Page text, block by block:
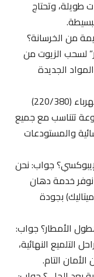
وتحتاج
من الخرسانة؟
الزيوت من
الجديدة
سؤال: هل تتوفر لديكم ماكينات تعمل بالكهرباء (220/380)
تتناسب مع جميع
والمستودعات
جواب: نحن
خدمة دهان
بجودة
الأمطار؟ جواب:
النهائية،
التام.